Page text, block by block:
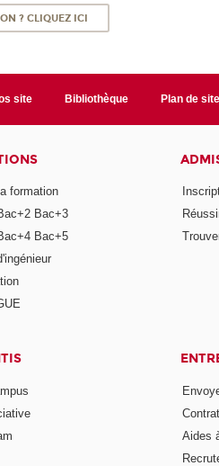
? CLIQUEZ ICI
site Bibliothèque Plan de site
formation
Bac+3
Bac+5
Aides